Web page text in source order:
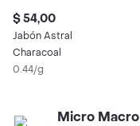
$ 54,00
Jabón Astral
Characoal
0.44/g
Micro Macro